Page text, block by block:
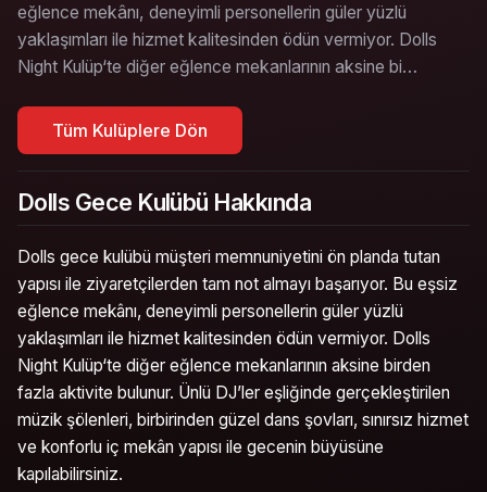
eğlence mekânı, deneyimli personellerin güler yüzlü
yaklaşımları ile hizmet kalitesinden ödün vermiyor. Dolls
Night Kulüp‘te diğer eğlence mekanlarının aksine bi…
Tüm Kulüplere Dön
Dolls Gece Kulübü Hakkında
Dolls gece kulübü müşteri memnuniyetini ön planda tutan
yapısı ile ziyaretçilerden tam not almayı başarıyor. Bu eşsiz
eğlence mekânı, deneyimli personellerin güler yüzlü
yaklaşımları ile hizmet kalitesinden ödün vermiyor. Dolls
Night Kulüp‘te diğer eğlence mekanlarının aksine birden
fazla aktivite bulunur. Ünlü DJ’ler eşliğinde gerçekleştirilen
müzik şölenleri, birbirinden güzel dans şovları, sınırsız hizmet
ve konforlu iç mekân yapısı ile gecenin büyüsüne
kapılabilirsiniz.